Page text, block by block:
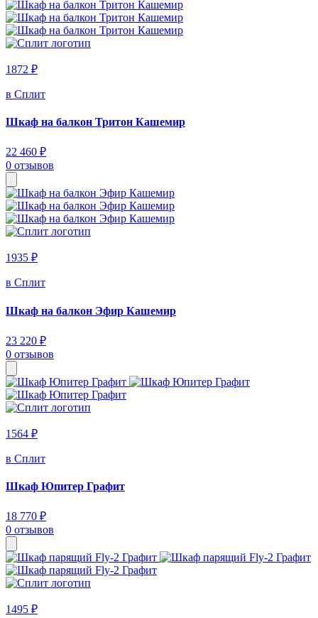
1872 ₽
в Сплит
Шкаф на балкон Тритон Кашемир
22 460 ₽
0 отзывов
1935 ₽
в Сплит
Шкаф на балкон Эфир Кашемир
23 220 ₽
0 отзывов
1564 ₽
в Сплит
Шкаф Юпитер Графит
18 770 ₽
0 отзывов
1495 ₽